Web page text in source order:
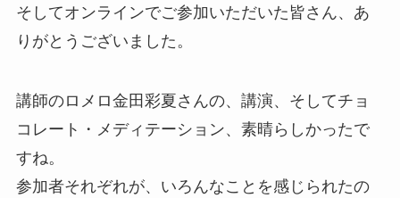
そしてオンラインでご参加いただいた皆さん、あ
りがとうございました。
講師のロメロ金田彩夏さんの、講演、そしてチョ
コレート・メディテーション、素晴らしかったで
すね。
参加者それぞれが、いろんなことを感じられたの